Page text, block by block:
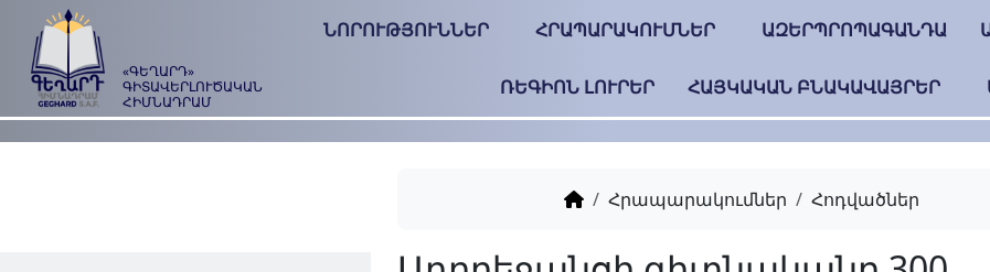
«ԳԵՂԱՐԴ»
ԳԻՏԱՎԵՐԼՈՒԾԱԿԱՆ
ՀԻՄՆԱԴՐԱՄ
ՆՈՐՈՒԹՅՈՒՆՆԵՐ ՀՐԱՊԱՐԱԿՈՒՄՆԵՐ ԱԶԵՐՊՐՈՊԱԳԱՆԴԱ
ՌԵԳԻՈՆ ԼՈՒՐԵՐ ՀԱՅԿԱԿԱՆ ԲՆԱԿԱՎԱՅՐԵՐ
Հրապարակումներ Հոդվածներ